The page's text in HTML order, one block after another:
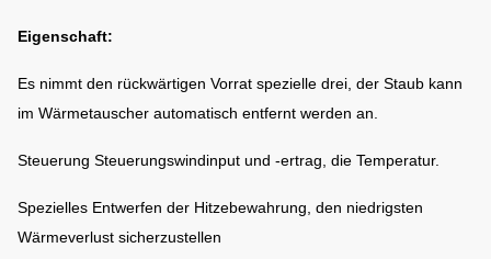
Eigenschaft:
Es nimmt den rückwärtigen Vorrat spezielle drei, der Staub kann
im Wärmetauscher automatisch entfernt werden an.
Steuerung Steuerungswindinput und -ertrag, die Temperatur.
Spezielles Entwerfen der Hitzebewahrung, den niedrigsten
Wärmeverlust sicherzustellen